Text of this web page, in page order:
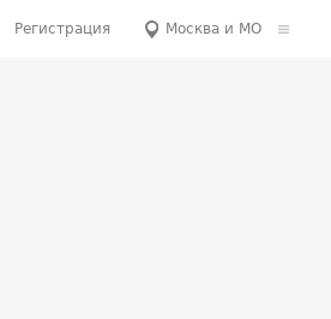
Регистрация Москва и МО